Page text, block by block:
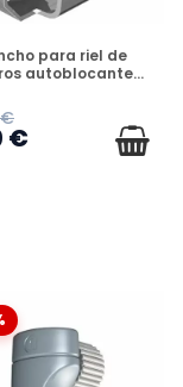
DISPONIBLE
para riel de
autoblocante...
€
€